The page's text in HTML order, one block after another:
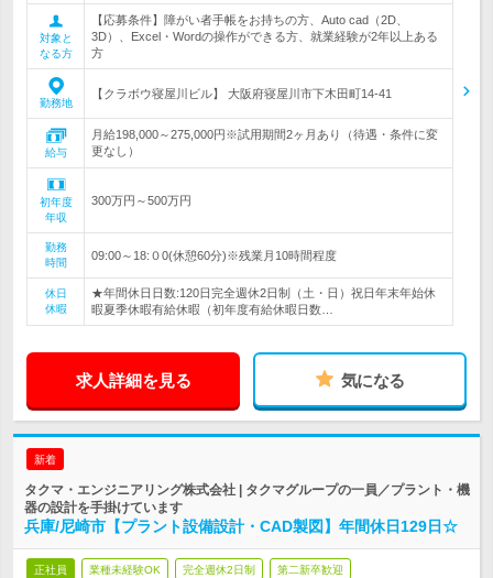
対象と
なる方
【応募条件】障がい者手帳をお持ちの方、Auto cad（2D、
3D）、Excel・Wordの操作ができる方、就業経験が2年以上ある
方
勤務地
【クラボウ寝屋川ビル】 大阪府寝屋川市下木田町14-41
給与
月給198,000～275,000円※試用期間2ヶ月あり（待遇・条件に変
更なし）
初年度
年収
300万円～500万円
勤務
時間
09:00～18:０0(休憩60分)※残業月10時間程度
休日
休暇
★年間休日日数:120日完全週休2日制（土・日）祝日年末年始休
暇夏季休暇有給休暇（初年度有給休暇日数…
求人詳細を見る 気になる
新着
タクマ・エンジニアリング株式会社 | タクマグループの一員／プラント・機
器の設計を手掛けています
兵庫/尼崎市【プラント設備設計・CAD製図】年間休日129日☆
正社員 業種未経験OK 完全週休2日制 第二新卒歓迎